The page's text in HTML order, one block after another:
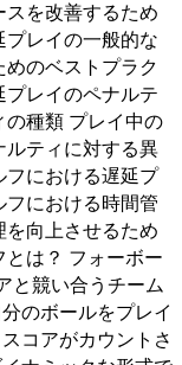
を改善するため
レイの一般的な
のベストプラク
レイのペナルテ
の種類 プレイ中の
ティに対する異
における遅延プ
における時間管
向上させるため
は？ フォーボー
と競い合うチーム
のボールをプレイ
コアがカウントさ